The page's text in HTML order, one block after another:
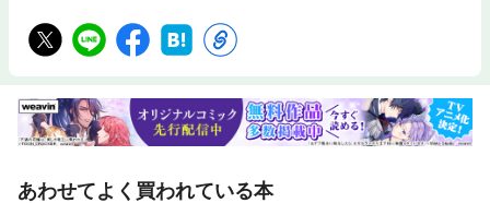
あわせてよく買われている本